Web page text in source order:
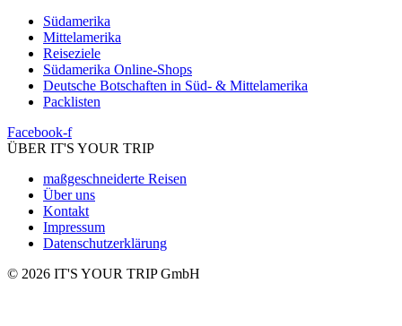
Südamerika
Mittelamerika
Reiseziele
Südamerika Online-Shops
Deutsche Botschaften in Süd- & Mittelamerika
Packlisten
Facebook-f
ÜBER IT'S YOUR TRIP
maßgeschneiderte Reisen
Über uns
Kontakt
Impressum
Datenschutzerklärung
© 2026 IT'S YOUR TRIP GmbH